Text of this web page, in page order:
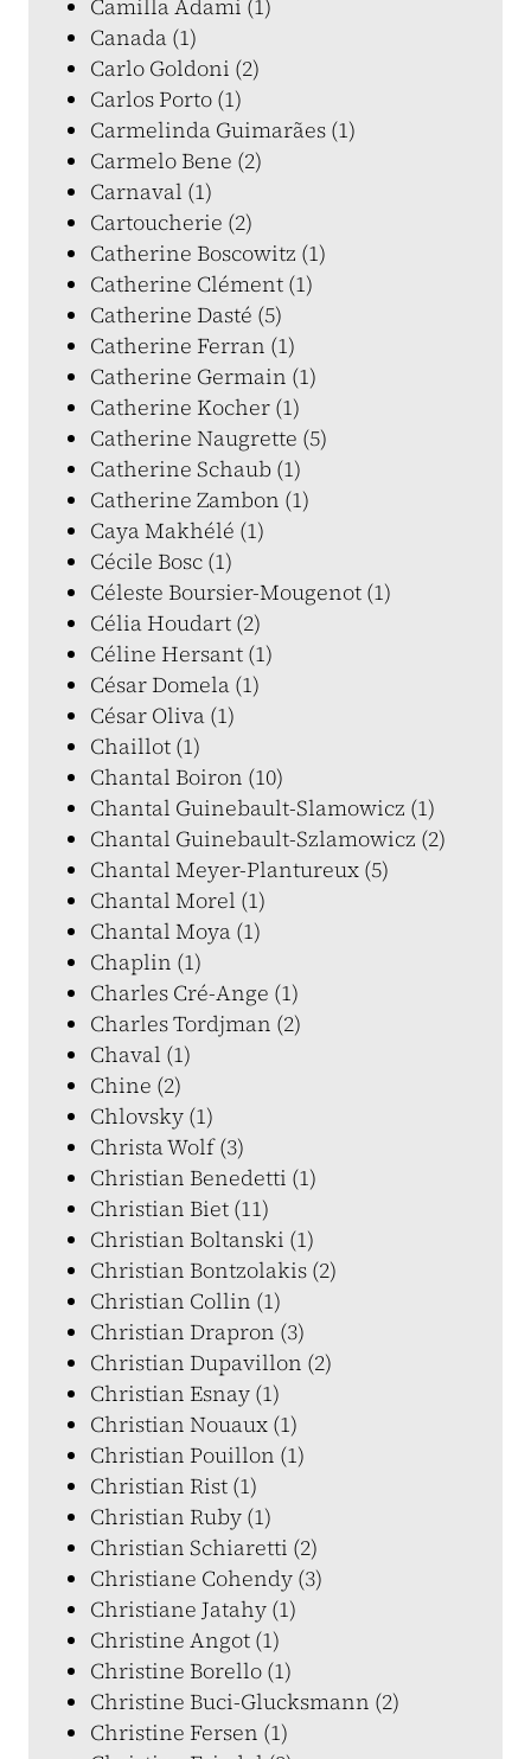
Camilla Adami (1)
Canada (1)
Carlo Goldoni (2)
Carlos Porto (1)
Carmelinda Guimarães (1)
Carmelo Bene (2)
Carnaval (1)
Cartoucherie (2)
Catherine Boscowitz (1)
Catherine Clément (1)
Catherine Dasté (5)
Catherine Ferran (1)
Catherine Germain (1)
Catherine Kocher (1)
Catherine Naugrette (5)
Catherine Schaub (1)
Catherine Zambon (1)
Caya Makhélé (1)
Cécile Bosc (1)
Céleste Boursier-Mougenot (1)
Célia Houdart (2)
Céline Hersant (1)
César Domela (1)
César Oliva (1)
Chaillot (1)
Chantal Boiron (10)
Chantal Guinebault-Slamowicz (1)
Chantal Guinebault-Szlamowicz (2)
Chantal Meyer-Plantureux (5)
Chantal Morel (1)
Chantal Moya (1)
Chaplin (1)
Charles Cré-Ange (1)
Charles Tordjman (2)
Chaval (1)
Chine (2)
Chlovsky (1)
Christa Wolf (3)
Christian Benedetti (1)
Christian Biet (11)
Christian Boltanski (1)
Christian Bontzolakis (2)
Christian Collin (1)
Christian Drapron (3)
Christian Dupavillon (2)
Christian Esnay (1)
Christian Nouaux (1)
Christian Pouillon (1)
Christian Rist (1)
Christian Ruby (1)
Christian Schiaretti (2)
Christiane Cohendy (3)
Christiane Jatahy (1)
Christine Angot (1)
Christine Borello (1)
Christine Buci-Glucksmann (2)
Christine Fersen (1)